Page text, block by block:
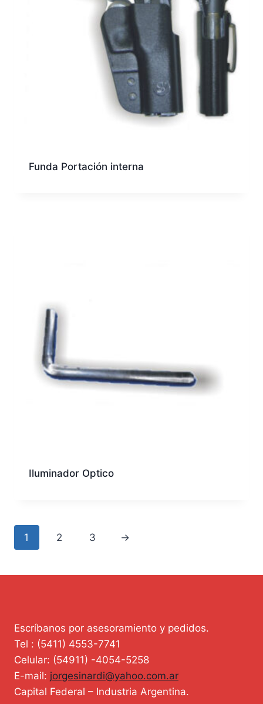
Funda Portación interna
Iluminador Optico
1 2 3 →
Escríbanos por asesoramiento y pedidos.
Tel : (5411) 4553-7741
Celular: (54911) -4054-5258
E-mail: jorgesinardi@yahoo.com.ar
Capital Federal – Industria Argentina.